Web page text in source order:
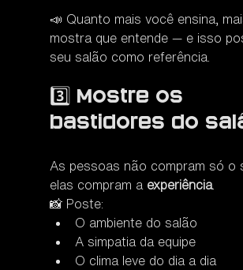
📣 Quanto mais você ensina,
mostra que entende — e isso
seu salão como referência.
3️⃣ Mostre os
bastidores do
As pessoas não compram só o
elas compram a experiência.
📸 Poste:
O ambiente do salão
A simpatia da equipe
O clima leve do dia a dia